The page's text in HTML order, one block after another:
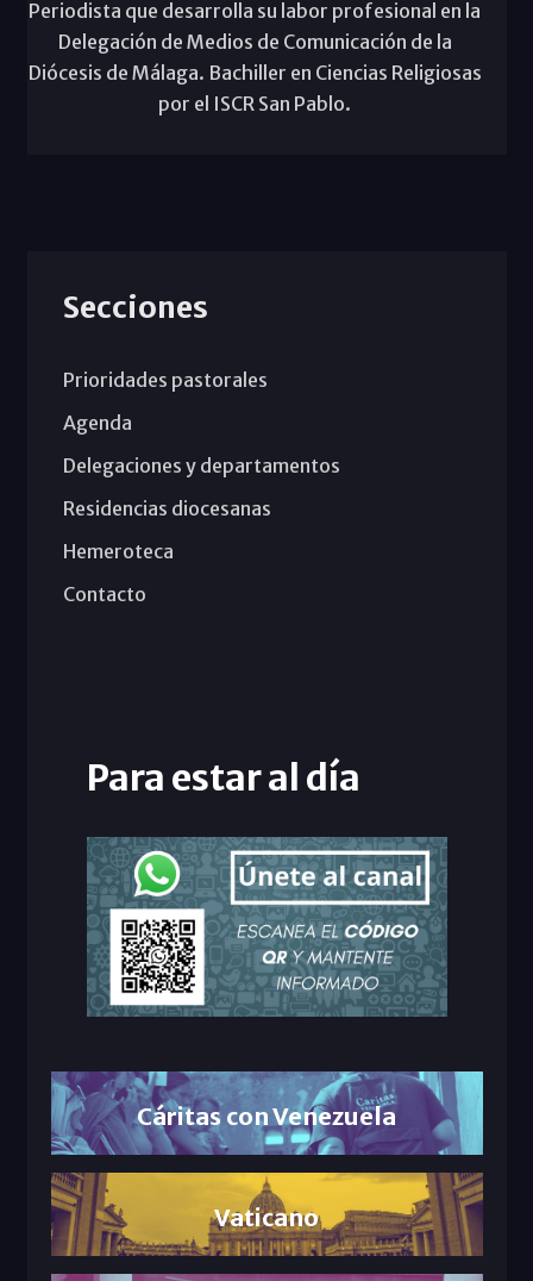
Periodista que desarrolla su labor profesional en la
Delegación de Medios de Comunicación de la
Diócesis de Málaga. Bachiller en Ciencias Religiosas
por el ISCR San Pablo.
Secciones
Prioridades pastorales
Agenda
Delegaciones y departamentos
Residencias diocesanas
Hemeroteca
Contacto
Para estar al día
Cáritas con Venezuela
Vaticano